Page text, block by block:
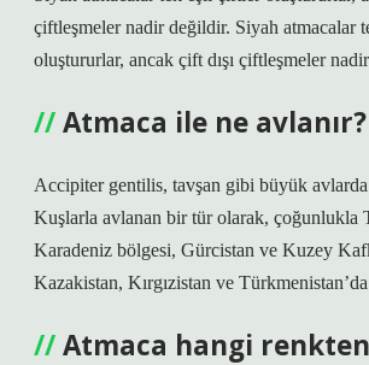
çiftleşmeler nadir değildir. Siyah atmacalar
oluştururlar, ancak çift dışı çiftleşmeler
Atmaca ile ne avlanır?
Accipiter gentilis, tavşan gibi büyük avlarda
Kuşlarla avlanan bir tür olarak, çoğunlukla
Karadeniz bölgesi, Gürcistan ve Kuzey
Kazakistan, Kırgızistan ve
Atmaca hangi